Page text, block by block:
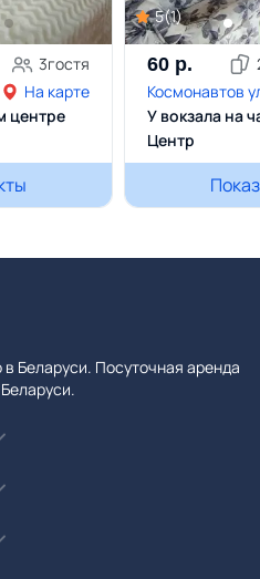
3гостя
На карте
центре
5(1)
60 р.
Космонавтов
У вокзала на
Центр
Беларуси. Посуточная аренда